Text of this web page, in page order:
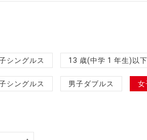
シングルス 13 歳(中学 1 年生)以
シングルス 男子ダブルス 女